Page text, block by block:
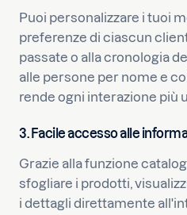
Puoi personalizzare i tuoi
preferenze di ciascun
passate o alla cronologia
alle persone per nome e
rende ogni interazione più
3. Facile accesso alle
Grazie alla funzione
sfogliare i prodotti,
i dettagli direttamente